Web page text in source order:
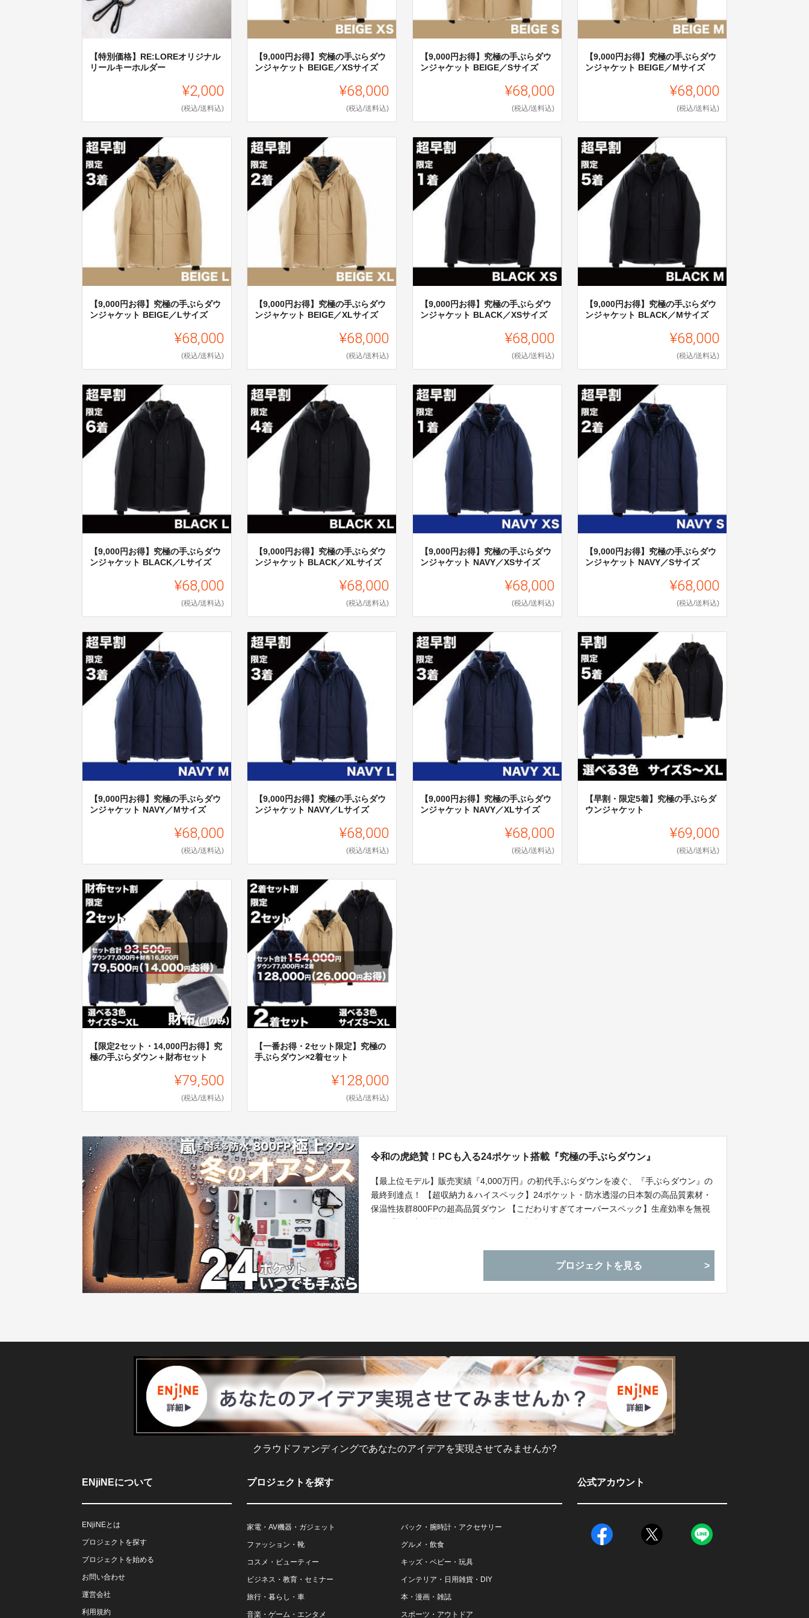
【特別価格】RE:LOREオリジナル
リールキーホルダー
¥2,000
(税込/送料込)
【9,000円お得】究極の手ぶらダウ
ンジャケット BEIGE／XSサイズ
¥68,000
(税込/送料込)
【9,000円お得】究極の手ぶらダウ
ンジャケット BEIGE／Sサイズ
¥68,000
(税込/送料込)
【9,000円お得】究極の手ぶらダウ
ンジャケット BEIGE／Mサイズ
¥68,000
(税込/送料込)
【9,000円お得】究極の手ぶらダウ
ンジャケット BEIGE／Lサイズ
¥68,000
(税込/送料込)
【9,000円お得】究極の手ぶらダウ
ンジャケット BEIGE／XLサイズ
¥68,000
(税込/送料込)
【9,000円お得】究極の手ぶらダウ
ンジャケット BLACK／XSサイズ
¥68,000
(税込/送料込)
【9,000円お得】究極の手ぶらダウ
ンジャケット BLACK／Mサイズ
¥68,000
(税込/送料込)
【9,000円お得】究極の手ぶらダウ
ンジャケット BLACK／Lサイズ
¥68,000
(税込/送料込)
【9,000円お得】究極の手ぶらダウ
ンジャケット BLACK／XLサイズ
¥68,000
(税込/送料込)
【9,000円お得】究極の手ぶらダウ
ンジャケット NAVY／XSサイズ
¥68,000
(税込/送料込)
【9,000円お得】究極の手ぶらダウ
ンジャケット NAVY／Sサイズ
¥68,000
(税込/送料込)
【9,000円お得】究極の手ぶらダウ
ンジャケット NAVY／Mサイズ
¥68,000
(税込/送料込)
【9,000円お得】究極の手ぶらダウ
ンジャケット NAVY／Lサイズ
¥68,000
(税込/送料込)
【9,000円お得】究極の手ぶらダウ
ンジャケット NAVY／XLサイズ
¥68,000
(税込/送料込)
【早割・限定5着】究極の手ぶらダ
ウンジャケット
¥69,000
(税込/送料込)
【限定2セット・14,000円お得】究
極の手ぶらダウン＋財布セット
¥79,500
(税込/送料込)
【一番お得・2セット限定】究極の
手ぶらダウン×2着セット
¥128,000
(税込/送料込)
令和の虎絶賛！PCも入る24ポケット搭載『究極の手ぶらダウン』
【最上位モデル】販売実績『4,000万円』の初代手ぶらダウンを凌ぐ、『手ぶらダウン』の
最終到達点！ 【超収納力＆ハイスペック】24ポケット・防水透湿の日本製の高品質素材・
保温性抜群800FPの超高品質ダウン 【こだわりすぎてオーバースペック】生産効率を無視
プロジェクトを見る
クラウドファンディングであなたのアイデアを実現させてみませんか?
ENjiNEについて
ENjiNEとは
プロジェクトを探す
プロジェクトを始める
お問い合わせ
運営会社
利用規約
プロジェクトを探す
家電・AV機器・ガジェット バック・腕時計・アクセサリー
ファッション・靴 グルメ・飲食
コスメ・ビューティー キッズ・ベビー・玩具
ビジネス・教育・セミナー インテリア・日用雑貨・DIY
旅行・暮らし・車 本・漫画・雑誌
音楽・ゲーム・エンタメ スポーツ・アウトドア
公式アカウント